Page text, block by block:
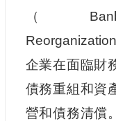
（
企業在面臨財
債務重組和資
營和債務清償